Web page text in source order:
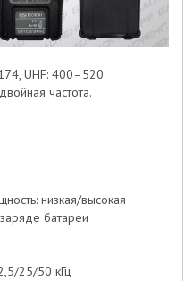
UHF: 400–520
частота.
низкая/высокая
батареи
25/50 кГц